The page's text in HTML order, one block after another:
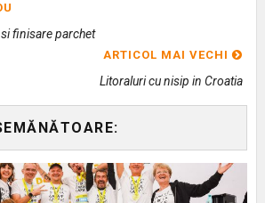
finisare parchet
ARTICOL MAI VECHI
Litoraluri cu nisip in Croatia